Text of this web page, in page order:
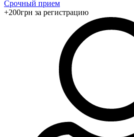
Срочный прием
+200грн за регистрацию